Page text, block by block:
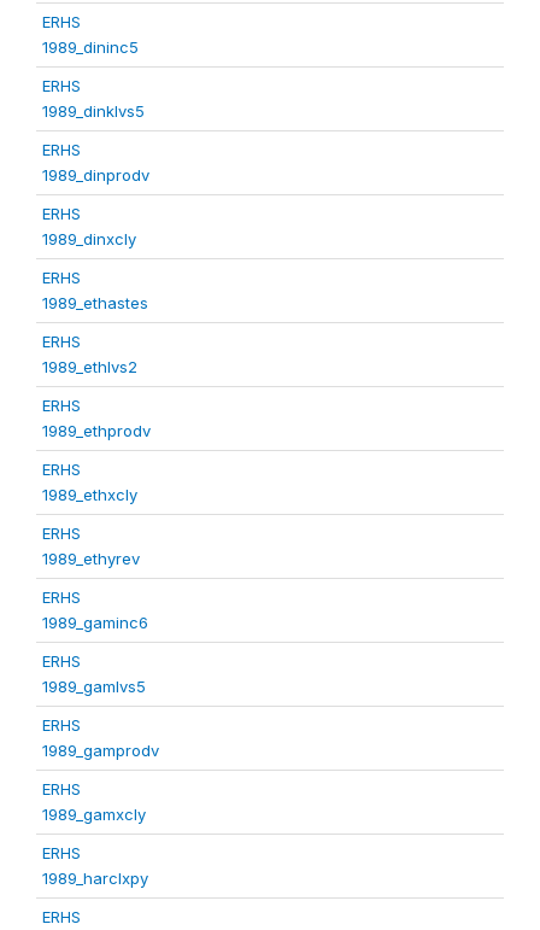
ERHS
1989_dininc5
ERHS
1989_dinklvs5
ERHS
1989_dinprodv
ERHS
1989_dinxcly
ERHS
1989_ethastes
ERHS
1989_ethlvs2
ERHS
1989_ethprodv
ERHS
1989_ethxcly
ERHS
1989_ethyrev
ERHS
1989_gaminc6
ERHS
1989_gamlvs5
ERHS
1989_gamprodv
ERHS
1989_gamxcly
ERHS
1989_harclxpy
ERHS